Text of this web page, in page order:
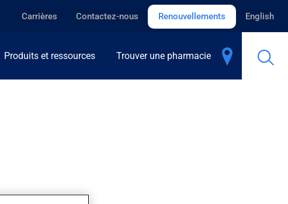
Carrières Contactez-nous Renouvellements English
Produits et ressources Trouver une pharmacie